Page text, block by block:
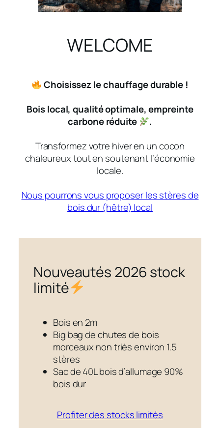
WELCOME
Choisissez le chauffage durable !
Bois local, qualité optimale, empreinte
carbone réduite
.
Transformez votre hiver en un cocon
chaleureux tout en soutenant l’économie
locale.
Nous pourrons vous proposer les stères de
bois dur (hêtre) local
Nouveautés 2026 stock
limité
Bois en 2m
Big bag de chutes de bois
morceaux non triés environ 1.5
stères
Sac de 40L bois d’allumage 90%
bois dur
Profiter des stocks limités